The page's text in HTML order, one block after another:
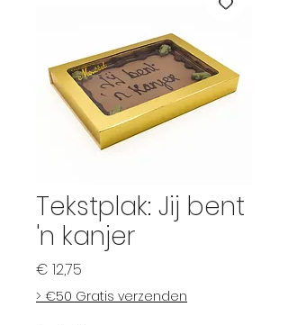
Tekstplak: Jij bent
'n kanjer
€ 12,75
> €50 Gratis verzenden